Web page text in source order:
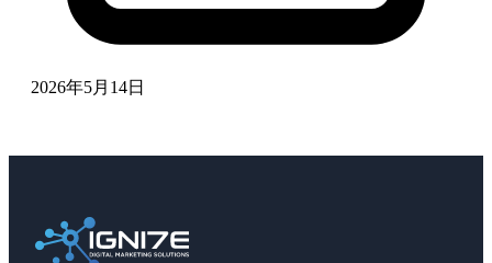
2026年5月14日